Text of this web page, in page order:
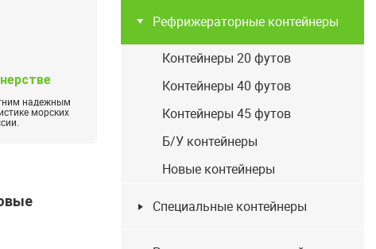
надежным
морских
Рефрижераторные контейнеры
Контейнеры 20 футов
Контейнеры 40 футов
Контейнеры 45 футов
Б/У контейнеры
Новые контейнеры
Специальные контейнеры